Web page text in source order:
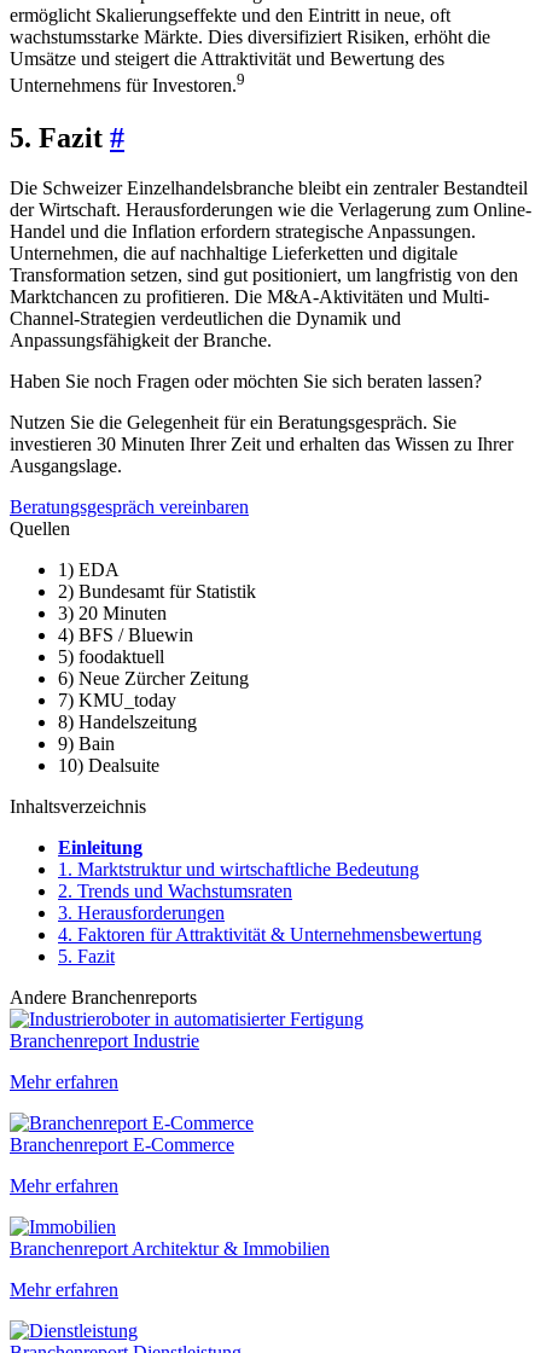
ermöglicht Skalierungseffekte und den Eintritt in neue, oft
wachstumsstarke Märkte. Dies diversifiziert Risiken, erhöht die
Umsätze und steigert die Attraktivität und Bewertung des
Unternehmens für Investoren.9
5. Fazit #
Die Schweizer Einzelhandelsbranche bleibt ein zentraler Bestandteil
der Wirtschaft. Herausforderungen wie die Verlagerung zum Online-
Handel und die Inflation erfordern strategische Anpassungen.
Unternehmen, die auf nachhaltige Lieferketten und digitale
Transformation setzen, sind gut positioniert, um langfristig von den
Marktchancen zu profitieren. Die M&A-Aktivitäten und Multi-
Channel-Strategien verdeutlichen die Dynamik und
Anpassungsfähigkeit der Branche.
Haben Sie noch Fragen oder möchten Sie sich beraten lassen?
Nutzen Sie die Gelegenheit für ein Beratungsgespräch. Sie
investieren 30 Minuten Ihrer Zeit und erhalten das Wissen zu Ihrer
Ausgangslage.
Beratungsgespräch vereinbaren
Quellen
1) EDA
2) Bundesamt für Statistik
3) 20 Minuten
4) BFS / Bluewin
5) foodaktuell
6) Neue Zürcher Zeitung
7) KMU_today
8) Handelszeitung
9) Bain
10) Dealsuite
Inhaltsverzeichnis
Einleitung
1. Marktstruktur und wirtschaftliche Bedeutung
2. Trends und Wachstumsraten
3. Herausforderungen
4. Faktoren für Attraktivität & Unternehmensbewertung
5. Fazit
Andere Branchenreports
Branchenreport Industrie
Mehr erfahren
Branchenreport E-Commerce
Mehr erfahren
Branchenreport Architektur & Immobilien
Mehr erfahren